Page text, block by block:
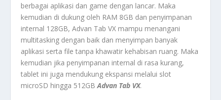
berbagai aplikasi dan game dengan lancar. Maka
kemudian di dukung oleh RAM 8GB dan penyimpanan
internal 128GB, Advan Tab VX mampu menangani
multitasking dengan baik dan menyimpan banyak
aplikasi serta file tanpa khawatir kehabisan ruang. Maka
kemudian jika penyimpanan internal di rasa kurang,
tablet ini juga mendukung ekspansi melalui slot
microSD hingga 512GB Advan Tab VX.